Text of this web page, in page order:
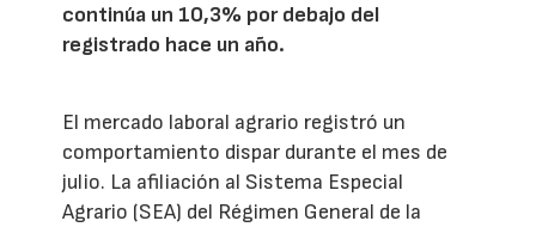
continúa un 10,3% por debajo del
registrado hace un año.
El mercado laboral agrario registró un
comportamiento dispar durante el mes de
julio. La afiliación al Sistema Especial
Agrario (SEA) del Régimen General de la